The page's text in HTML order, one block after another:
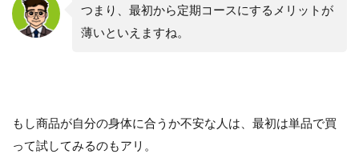
つまり、最初から定期コースにするメリットが
薄いといえますね。
もし商品が自分の身体に合うか不安な人は、最初は単品で買
って試してみるのもアリ。